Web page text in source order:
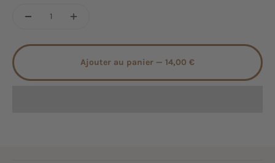
Ajouter au panier — 14,00 €